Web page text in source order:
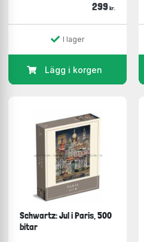
299 kr.
I lager
Lägg i korgen
Schwartz: Jul i Paris, 500
bitar